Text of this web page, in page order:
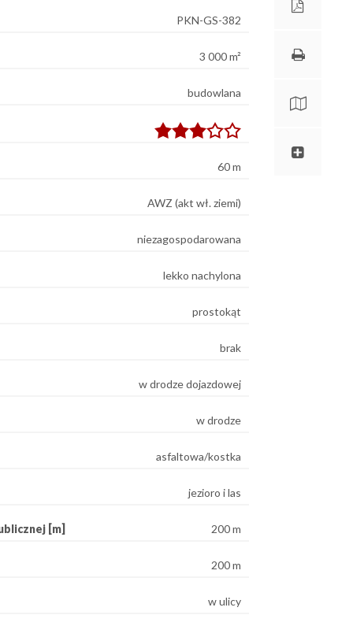
PKN-GS-382
3 000 m²
budowlana
60 m
AWZ (akt wł. ziemi)
niezagospodarowana
lekko nachylona
prostokąt
brak
w drodze dojazdowej
w drodze
asfaltowa/kostka
jezioro i las
[m] 200 m
200 m
w ulicy